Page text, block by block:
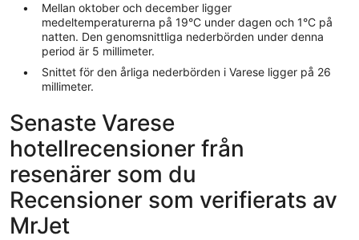
Mellan oktober och december ligger
medeltemperaturerna på 19°C under dagen och 1°C på
natten. Den genomsnittliga nederbörden under denna
period är 5 millimeter.
Snittet för den årliga nederbörden i Varese ligger på 26
millimeter.
Senaste Varese
hotellrecensioner från
resenärer som du
Recensioner som verifierats av
MrJet